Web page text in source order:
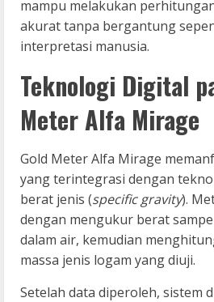
mampu melakukan
akurat tanpa bergantung
interpretasi manusia.
Teknologi Digital
Meter Alfa Mirage
Gold Meter Alfa Mirage
yang terintegrasi dengan
berat jenis (specific gravity).
dengan mengukur berat
dalam air, kemudian
massa jenis logam yang diuji.
Setelah data diperoleh, sistem